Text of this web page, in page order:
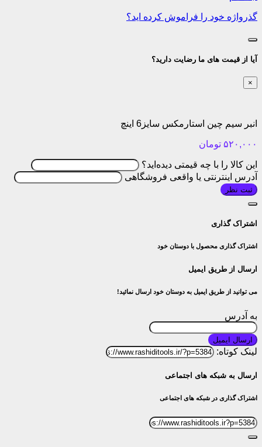
گذرواژه خود را فراموش کرده اید؟
آیا از قیمت های ما رضایت دارید؟
×
انبر سیم چین استارمکس سایز6 اینچ
۵۲۰,۰۰۰ تومان
این کالا را با چه قیمتی دیده‌اید؟
آدرس اینترنتی یا واقعی فروشگاهی
ثبت نظر
اشتراک گذاری
اشتراک گذاری محصول با دوستان خود
ارسال از طریق ایمیل
می توانید از طریق ایمیل به دوستان خود ارسال نمائید!
به آدرس
ارسال ایمیل
لینک کوتاه:
ارسال به شبکه های اجتماعی
اشتراک گذاری در شبکه های اجتماعی